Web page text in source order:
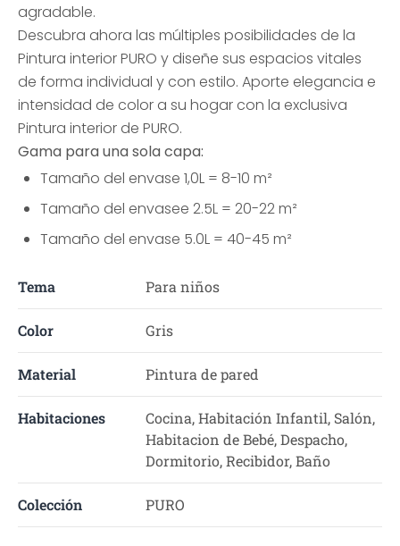
agradable.
Descubra ahora las múltiples posibilidades de la
Pintura interior PURO y diseñe sus espacios vitales
de forma individual y con estilo. Aporte elegancia e
intensidad de color a su hogar con la exclusiva
Pintura interior de PURO.
Gama para una sola capa:
Tamaño del envase 1,0L = 8-10 m²
Tamaño del envasee 2.5L = 20-22 m²
Tamaño del envase 5.0L = 40-45 m²
Tema Para niños
Color Gris
Material Pintura de pared
Habitaciones
Cocina, Habitación Infantil, Salón,
Habitacion de Bebé, Despacho,
Dormitorio, Recibidor, Baño
Colección PURO